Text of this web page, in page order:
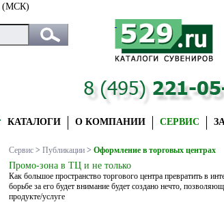
КАТАЛОГИ О КОМПАНИИ СЕРВИС
(МСК)
Сервис > Публикации > Оформление в торговых центрах
Промо-зона в ТЦ и не только
Как большое пространство торгового центра превратить в
борьбе за его будет внимание будет создано нечто,
продукте/услуге